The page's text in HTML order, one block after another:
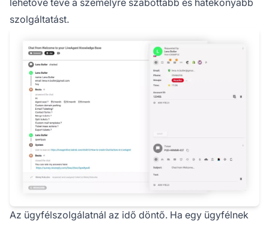
szolgáltatást.
Az ügyfélszolgálatnál az idő döntő. Ha egy ügyfélnek